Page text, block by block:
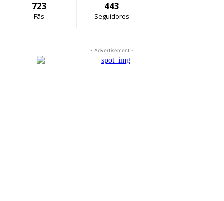
723
Fãs
443
Seguidores
- Advertisement -